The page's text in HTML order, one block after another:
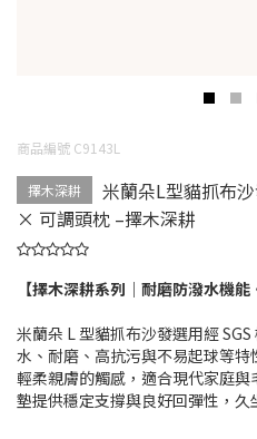
商品編號 C9143L
擇木深耕
米蘭朵L型貓抓布
× 可調頭枕 –擇木深耕
【擇木深耕系列｜耐磨防潑水機能
米蘭朵 L 型貓抓布沙發選用經
水、耐磨、高抗污與不易起球等
輕柔親膚的觸感，適合現代家庭
墊提供穩定支撐與良好回彈性，久